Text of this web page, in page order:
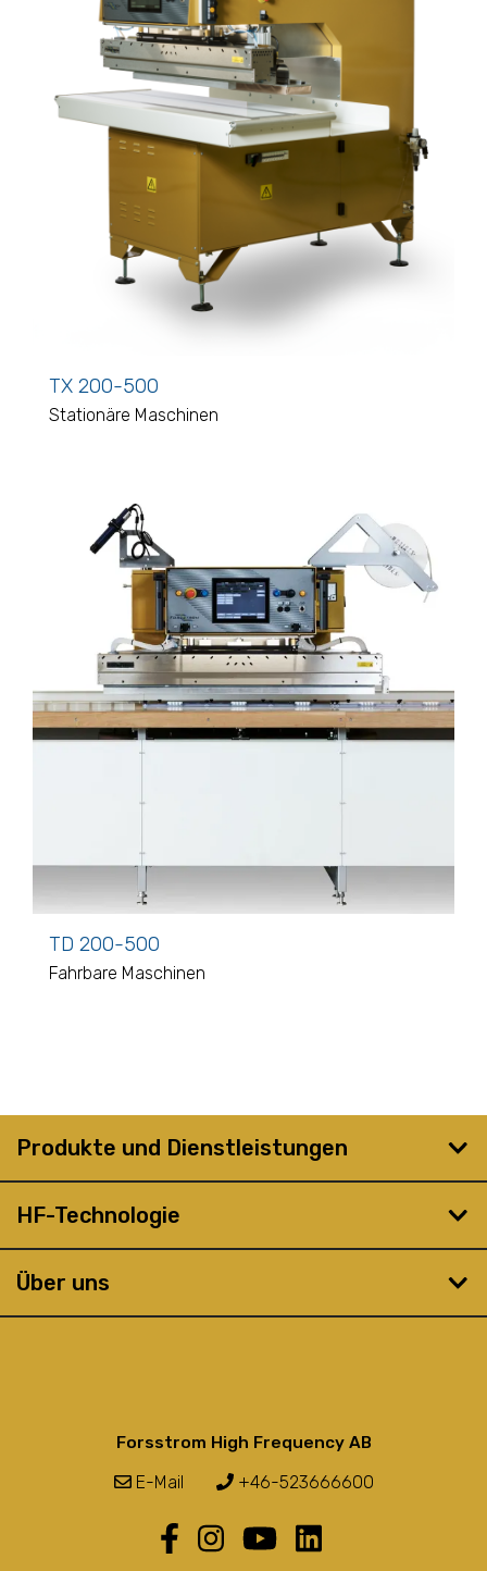
TX 200-500
Stationäre Maschinen
TD 200-500
Fahrbare Maschinen
Produkte und Dienstleistungen
HF-Technologie
Über uns
Forsstrom High Frequency AB
E-Mail +46-523666600